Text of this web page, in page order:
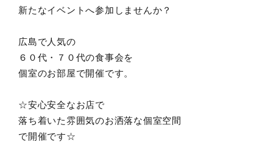
新たなイベントへ参加しませんか？
広島で人気の
６０代・７０代の食事会を
個室のお部屋で開催です。
☆安心安全なお店で
落ち着いた雰囲気のお洒落な個室空間
で開催です☆